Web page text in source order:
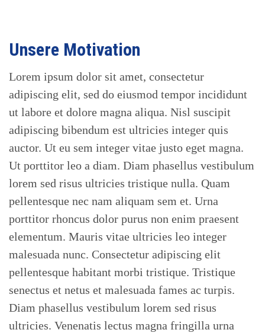
Unsere Motivation
Lorem ipsum dolor sit amet, consectetur
adipiscing elit, sed do eiusmod tempor incididunt
ut labore et dolore magna aliqua. Nisl suscipit
adipiscing bibendum est ultricies integer quis
auctor. Ut eu sem integer vitae justo eget magna.
Ut porttitor leo a diam. Diam phasellus vestibulum
lorem sed risus ultricies tristique nulla. Quam
pellentesque nec nam aliquam sem et. Urna
porttitor rhoncus dolor purus non enim praesent
elementum. Mauris vitae ultricies leo integer
malesuada nunc. Consectetur adipiscing elit
pellentesque habitant morbi tristique. Tristique
senectus et netus et malesuada fames ac turpis.
Diam phasellus vestibulum lorem sed risus
ultricies. Venenatis lectus magna fringilla urna